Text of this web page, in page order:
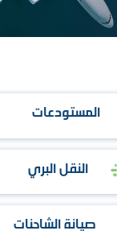
المستودعات
النقل البري
صيانة الشاحنات